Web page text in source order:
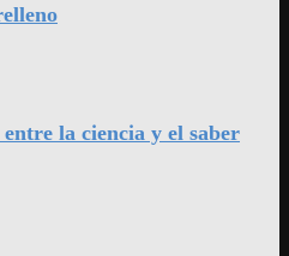
la ciencia y el saber